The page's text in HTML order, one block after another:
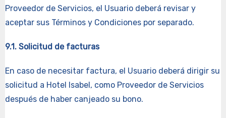
Proveedor de Servicios, el Usuario deberá revisar y
aceptar sus Términos y Condiciones por separado.
9.1. Solicitud de facturas
En caso de necesitar factura, el Usuario deberá dirigir su
solicitud a Hotel Isabel, como Proveedor de Servicios
después de haber canjeado su bono.